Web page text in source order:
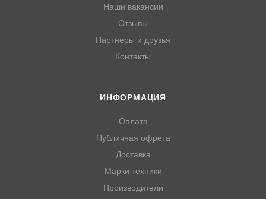
Наши вакансии
Отзывы
Партнеры и друзья
Контакты
ИНФОРМАЦИЯ
Оплата
Публичная офрета
Доставка
Марки техники
Производители